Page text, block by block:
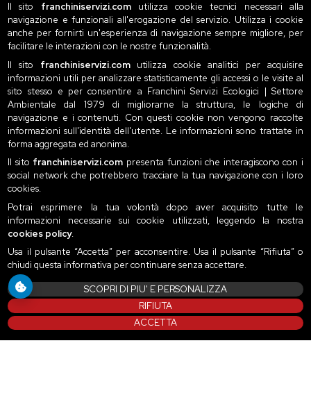
Il sito franchiniservizi.comutilizza cookie tecnici necessari alla
navigazione e funzionali all'erogazione del servizio. Utilizza i cookie
anche per fornirti un'esperienza di navigazione sempre migliore, per
facilitare le interazioni con le nostre funzionalità.
Il sito franchiniservizi.comutilizza cookie analitici per acquisire
informazioni utili per analizzare statisticamente gli accessi o le visite al
sito stesso e per consentire a Franchini Servizi Ecologici | Settore
Ambientale dal 1979 di migliorarne la struttura, le logiche di
navigazione e i contenuti. Con questi cookie non vengono raccolte
informazioni sull'identità dell'utente. Le informazioni sono trattate in
forma aggregata ed anonima.
Il sito franchiniservizi.com presenta funzioni che interagiscono con i
social network che potrebbero tracciare la tua navigazione con i loro
cookies.
Potrai esprimere la tua volontà dopo aver acquisito tutte le
informazioni necessarie sui cookie utilizzati, leggendo la nostra
cookies policy.
Usa il pulsante “Accetta” per acconsentire. Usa il pulsante “Rifiuta” o
chiudi questa informativa per continuare senza accettare.
SCOPRI DI PIU' E PERSONALIZZA
RIFIUTA
ACCETTA